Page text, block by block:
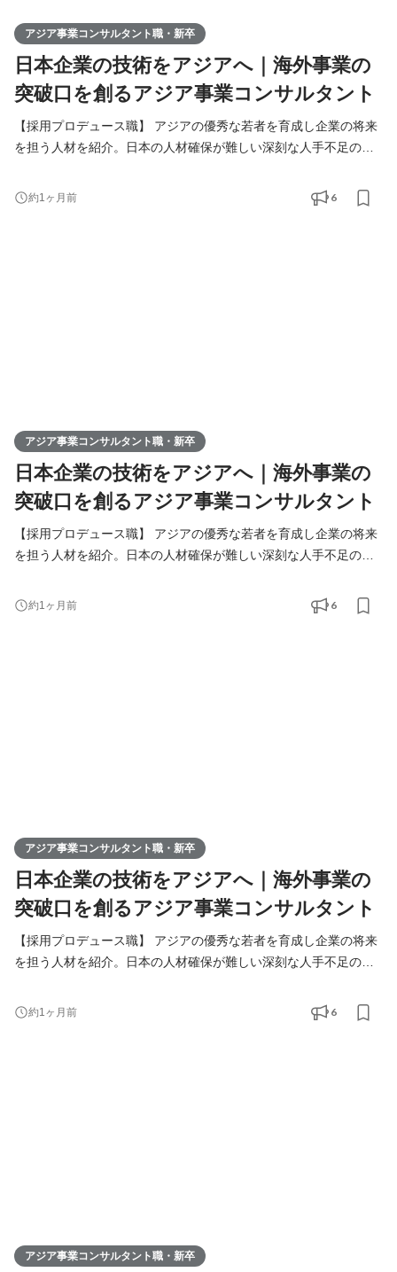
アジア事業コンサルタント職・新卒
日本企業の技術をアジアへ｜海外事業の
突破口を創るアジア事業コンサルタント
【採用プロデュース職】 アジアの優秀な若者を育成し企業の将来
を担う人材を紹介。日本の人材確保が難しい深刻な人手不足の課
りを核に、日本企業の中国アジアビジネスを支援。当社が手掛け
る様々なアジア事業の課題解決（進出、販路拡大、経営請負、事
約1ヶ月前 6
アジア事業コンサルタント職・新卒
日本企業の技術をアジアへ｜海外事業の
突破口を創るアジア事業コンサルタント
【採用プロデュース職】 アジアの優秀な若者を育成し企業の将来
を担う人材を紹介。日本の人材確保が難しい深刻な人手不足の課
りを核に、日本企業の中国アジアビジネスを支援。当社が手掛け
る様々なアジア事業の課題解決（進出、販路拡大、経営請負、事
約1ヶ月前 6
アジア事業コンサルタント職・新卒
日本企業の技術をアジアへ｜海外事業の
突破口を創るアジア事業コンサルタント
【採用プロデュース職】 アジアの優秀な若者を育成し企業の将来
を担う人材を紹介。日本の人材確保が難しい深刻な人手不足の課
りを核に、日本企業の中国アジアビジネスを支援。当社が手掛け
る様々なアジア事業の課題解決（進出、販路拡大、経営請負、事
約1ヶ月前 6
アジア事業コンサルタント職・新卒